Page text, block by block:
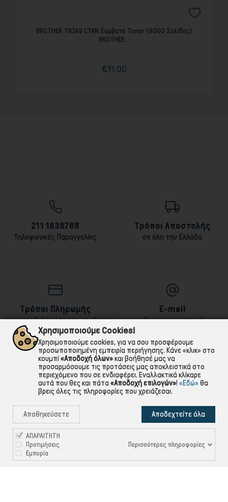
BROTHER TN249 CYAN Συμβατό Toner (4000 Σελίδες)
BROTHER...
Τιμή
€11,00
211 1838768
Τηλεφωνικές Παραγγελίες
Τρόποι Αποστολής
σε όλη την Ελλάδα
Τρόποι Πληρωμής
αντικαταβολή,κάρτα,τραπεζική
E-mail
Για ό,τι χρειαστείς!
Χρησιμοποιούμε Cookies!
Χρησιμοποιούμε cookies, για να σου προσφέρουμε
προσωποποιημένη εμπειρία περιήγησης. Κάνε «κλικ» στο
κουμπί«Αποδοχή όλων»και βοήθησέ μας να
προσαρμόσουμε τις προτάσεις μας αποκλειστικά στο
περιεχόμενο που σε ενδιαφέρει. Εναλλακτικά κλίκαρε
αυτά που θες και πάτα «Αποδοχή επιλογών»! «Εδώ» θα
βρεις όλες τις πληροφορίες που χρειάζεσαι.
Αποθηκεύσετε Αποδεχτείτε όλα
ΑΠΑΡΑΙΤΗΤΗ
Προτιμήσεις
Εμπορία
Περισσότερες πληροφορίες